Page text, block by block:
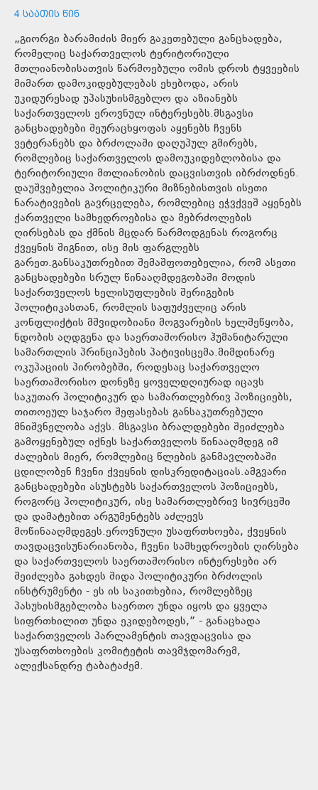
4 ᲡᲐᲐᲗᲘᲡ ᲬᲘᲜ
„გიორგი ბარამიძის მიერ გაკეთებული განცხადება,
რომელიც საქართველოს ტერიტორიული
მთლიანობისათვის წარმოებული ომის დროს ტყვეების
მიმართ დამოკიდებულებას ეხებოდა, არის
უკიდურესად უპასუხისმგებლო და აზიანებს
საქართველოს ეროვნულ ინტერესებს.მსგავსი
განცხადებები შეურაცხყოფას აყენებს ჩვენს
ვეტერანებს და ბრძოლაში დაღუპულ გმირებს,
რომლებიც საქართველოს დამოუკიდებლობისა და
ტერიტორიული მთლიანობის დაცვისთვის იბრძოდნენ.
დაუშვებელია პოლიტიკური მიზნებისთვის ისეთი
ნარატივების გავრცელება, რომლებიც ეჭვქვეშ აყენებს
ქართველი სამხედროებისა და მებრძოლების
ღირსებას და ქმნის მცდარ წარმოდგენას როგორც
ქვეყნის შიგნით, ისე მის ფარგლებს
გარეთ.განსაკუთრებით შემაშფოთებელია, რომ ასეთი
განცხადებები სრულ წინააღმდეგობაში მოდის
საქართველოს ხელისუფლების შერიგების
პოლიტიკასთან, რომლის საფუძველიც არის
კონფლიქტის მშვიდობიანი მოგვარების ხელშეწყობა,
ნდობის აღდგენა და საერთაშორისო ჰუმანიტარული
სამართლის პრინციპების პატივისცემა.მიმდინარე
ოკუპაციის პირობებში, როდესაც საქართველო
საერთაშორისო დონეზე ყოველდღიურად იცავს
საკუთარ პოლიტიკურ და სამართლებრივ პოზიციებს,
თითოეულ საჯარო შეფასებას განსაკუთრებული
მნიშვნელობა აქვს. მსგავსი ბრალდებები შეიძლება
გამოყენებულ იქნეს საქართველოს წინააღმდეგ იმ
ძალების მიერ, რომლებიც წლების განმავლობაში
ცდილობენ ჩვენი ქვეყნის დისკრედიტაციას.ამგვარი
განცხადებები ასუსტებს საქართველოს პოზიციებს,
როგორც პოლიტიკურ, ისე სამართლებრივ სივრცეში
და დამატებით არგუმენტებს აძლევს
მოწინააღმდეგეს.ეროვნული უსაფრთხოება, ქვეყნის
თავდაცვისუნარიანობა, ჩვენი სამხედროების ღირსება
და საქართველოს საერთაშორისო ინტერესები არ
შეიძლება გახდეს შიდა პოლიტიკური ბრძოლის
ინსტრუმენტი - ეს ის საკითხებია, რომლებზეც
პასუხისმგებლობა საერთო უნდა იყოს და ყველა
სიფრთხილით უნდა ეკიდებოდეს,” - განაცხადა
საქართველოს პარლამენტის თავდაცვისა და
უსაფრთხოების კომიტეტის თავმჯდომარემ,
ალექსანდრე ტაბატაძემ.